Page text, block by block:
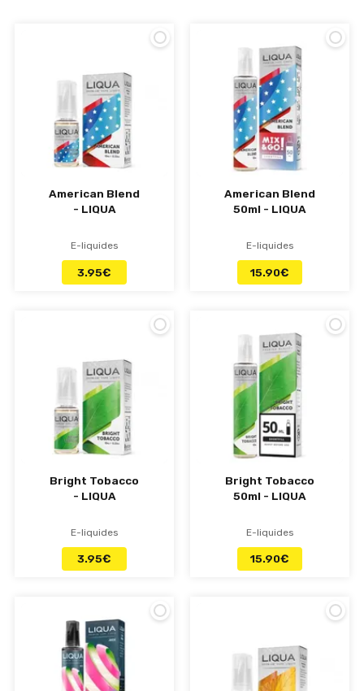
fruitées, gourmandes en format prêt à vapoter
ou concentré 50 mL sans nicotine. Si vous êtes à
la recherche d’un e-liquide particulier pour
votre all-day ou pour une expérimentation DIY
à la maison, votre perle rare se trouve
certainement parmi la centaine de saveurs
proposées dans ses rayons.
American Blend
- LIQUA
E-liquides
3.95€
American Blend
50ml - LIQUA
E-liquides
15.90€
Bright Tobacco
- LIQUA
E-liquides
3.95€
Bright Tobacco
50ml - LIQUA
E-liquides
15.90€